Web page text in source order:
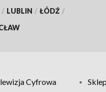
/ LUBLIN / ŁÓDŹ /
Cyfrowa